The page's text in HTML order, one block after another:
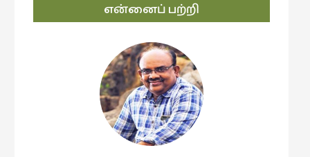
என்னைப் பற்றி